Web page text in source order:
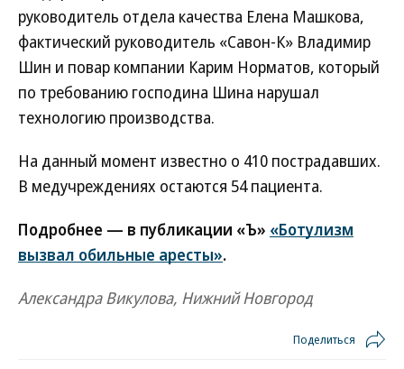
руководитель отдела качества Елена Машкова,
фактический руководитель «Савон-К» Владимир
Шин и повар компании Карим Норматов, который
по требованию господина Шина нарушал
технологию производства.
На данный момент известно о 410 пострадавших.
В медучреждениях остаются 54 пациента.
Подробнее — в публикации «Ъ» «Ботулизм
вызвал обильные аресты».
Александра Викулова, Нижний Новгород
Поделиться